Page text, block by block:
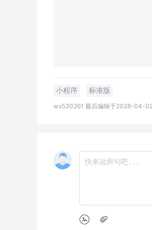
小程序 标准版
wx530261 最后编辑于2026-04-